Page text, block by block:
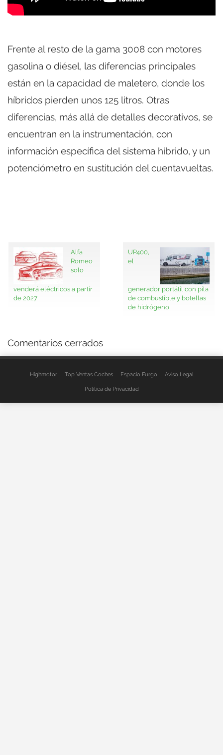
Frente al resto de la gama 3008 con motores
gasolina o diésel, las diferencias principales
están en la capacidad de maletero, donde los
híbridos pierden unos 125 litros. Otras
diferencias, más allá de detalles decorativos, se
encuentran en la instrumentación, con
información específica del sistema híbrido, y un
potenciómetro en sustitución del cuentavueltas.
Alfa
Romeo
solo
venderá eléctricos a partir
de 2027
UP400,
el
generador portátil con pila
de combustible y botellas
de hidrógeno
Comentarios cerrados
Highmotor Top Ventas Coches Espacio Furgo Aviso Legal
Política de Privacidad